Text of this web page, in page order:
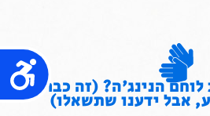
הנינג'ה? (זה כבר
אבל ידענו שתשאלו)